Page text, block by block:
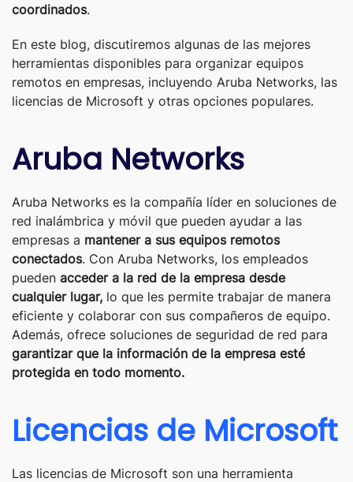
coordinados.
En este blog, discutiremos algunas de las mejores
herramientas disponibles para organizar equipos
remotos en empresas, incluyendo Aruba Networks, las
licencias de Microsoft y otras opciones populares.
Aruba Networks
Aruba Networks es la compañía líder en soluciones de
red inalámbrica y móvil que pueden ayudar a las
empresas a mantener a sus equipos remotos
conectados. Con Aruba Networks, los empleados
pueden acceder a la red de la empresa desde
cualquier lugar, lo que les permite trabajar de manera
eficiente y colaborar con sus compañeros de equipo.
Además, ofrece soluciones de seguridad de red para
garantizar que la información de la empresa esté
protegida en todo momento.
Licencias de Microsoft
Las licencias de Microsoft son una herramienta